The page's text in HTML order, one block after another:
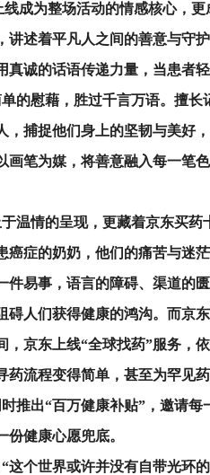
成为整场活动的情感核心，
讲述着平凡人之间的善意与守
真诚的话语传递力量，当患者
的慰藉，胜过千言万语。擅
，捕捉他们身上的坚韧与美好
画笔为媒，将善意融入每一笔
温情的呈现，更藏着京东买药
癌症的奶奶，他们的痛苦与迷
件易事，语言的障碍、渠道的
碍人们获得健康的鸿沟。而京
，京东上线“全球找药”服务，
药流程变得简单，甚至为罕见
推出“百万健康补贴”，邀请
健康心愿兜底。
这个世界或许并没有自带光环